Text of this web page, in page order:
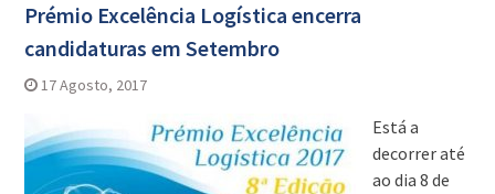
Prémio Excelência Logística encerra
candidaturas em Setembro
17 Agosto, 2017
Está a
decorrer até
ao dia 8 de